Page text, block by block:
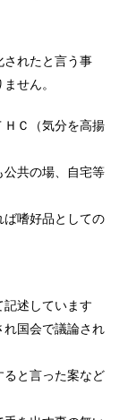
れたと言う事
せん。
ＨＣ（気分を高揚
公共の場、自宅等
ば嗜好品としての
述しています
国会で議論され
と言った案など